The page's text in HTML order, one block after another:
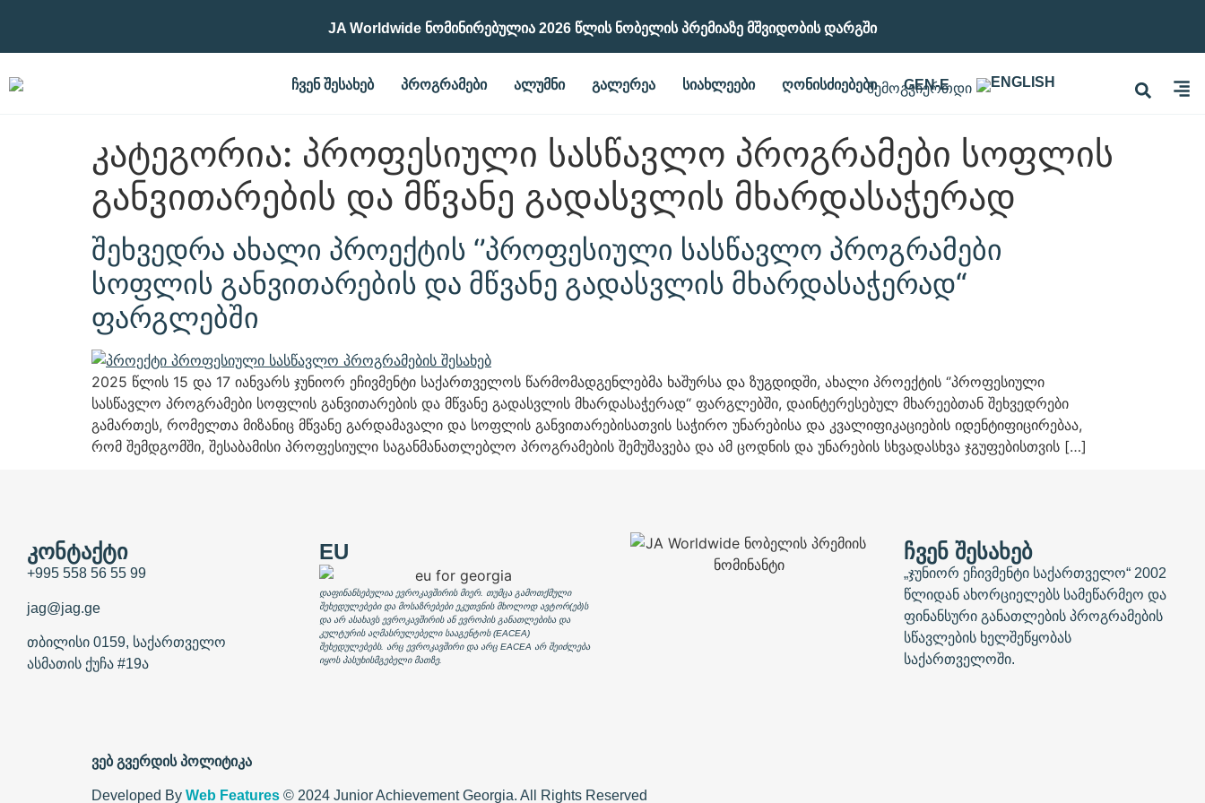
JA Worldwide Ნომინირებულია 2026 Წლის Ნობელის Პრემიაზე Მშვიდობის Დარგში
ᲩᲕᲔᲜ ᲨᲔᲡᲐᲮᲔᲑ ᲞᲠᲝᲒᲠᲐᲛᲔᲑᲘ ᲐᲚᲣᲛᲜᲘ ᲒᲐᲚᲔᲠᲔᲐ ᲡᲘᲐᲮᲚᲔᲔᲑᲘ ᲦᲝᲜᲘᲡᲫᲘᲔᲑᲔᲑᲘ GEN-E
კატეგორია: პროფესიული სასწავლო პროგრამები სოფლის
განვითარების და მწვანე გადასვლის მხარდასაჭერად
შეხვედრა ახალი პროექტის ‘’პროფესიული სასწავლო პროგრამები
სოფლის განვითარების და მწვანე გადასვლის მხარდასაჭერად“
ფარგლებში
2025 წლის 15 და 17 იანვარს ჯუნიორ ეჩივმენტი საქართველოს წარმომადგენლებმა ხაშურსა და ზუგდიდში, ახალი პროექტის ‘’პროფესიული
სასწავლო პროგრამები სოფლის განვითარების და მწვანე გადასვლის მხარდასაჭერად“ ფარგლებში, დაინტერესებულ მხარეებთან შეხვედრები
გამართეს, რომელთა მიზანიც მწვანე გარდამავალი და სოფლის განვითარებისათვის საჭირო უნარებისა და კვალიფიკაციების იდენტიფიცირებაა,
რომ შემდგომში, შესაბამისი პროფესიული საგანმანათლებლო პროგრამების შემუშავება და ამ ცოდნის და უნარების სხვადასხვა ჯგუფებისთვის […]
ᲙᲝᲜᲢᲐᲥᲢᲘ
+995 558 56 55 99
jag@jag.ge
თბილისი 0159, საქართველო
ასმათის ქუჩა #19ა
EU
დაფინანსებულია ევროკავშირის მიერ. თუმცა გამოთქმული
შეხედულებები და მოსაზრებები ეკუთვნის მხოლოდ ავტორ(ებ)ს
და არ ასახავს ევროკავშირის ან ევროპის განათლებისა და
კულტურის აღმასრულებელი სააგენტოს (EACEA)
შეხედულებებს. არც ევროკავშირი და არც EACEA არ შეიძლება
იყოს პასუხისმგებელი მათზე.
ᲩᲕᲔᲜ ᲨᲔᲡᲐᲮᲔᲑ
„ჯუნიორ ეჩივმენტი საქართველო“ 2002
წლიდან ახორციელებს სამეწარმეო და
ფინანსური განათლების პროგრამების
სწავლების ხელშეწყობას
საქართველოში.
ვებ გვერდის პოლიტიკა
Developed By Web Features © 2024 Junior Achievement Georgia. All Rights Reserved